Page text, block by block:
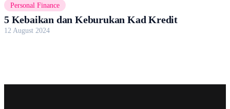
Personal Finance
5 Kebaikan dan Keburukan Kad Kredit
12 August 2024